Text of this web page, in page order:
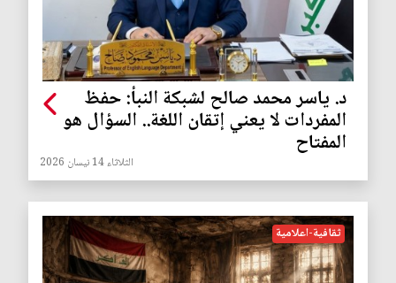
د. ياسر محمد صالح لشبكة النبأ: حفظ
المفردات لا يعني إتقان اللغة.. السؤال هو
المفتاح
الثلاثاء 14 نيسان 2026
ثقافية-اعلامية